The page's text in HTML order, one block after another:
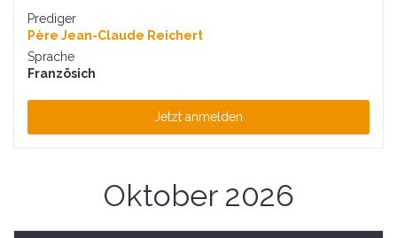
Prediger
Père Jean-Claude Reichert
Sprache
Französich
Jetzt anmelden
Oktober 2026